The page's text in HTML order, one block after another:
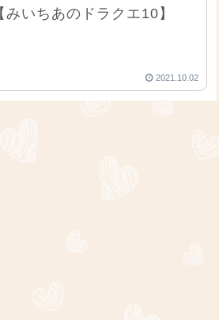
いちあのドラクエ10】
2021.10.02